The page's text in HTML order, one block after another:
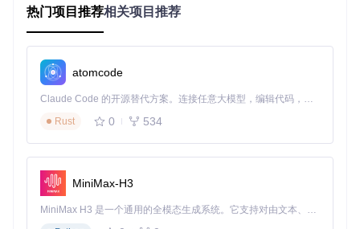
入门级
（3000-
5000
元）
3060
1
B
个人创意探
进阶级
（5000-
8000
4060
G
作室、教育
机构
Lightning-8st
eps-V1.0
专业级
元以上）
RTX
4070
上
广告营销、
热门项目推荐相关项目推荐
atomcode
Claude Code 的开源替代方案。连接任意大模型，编辑代码，运行命令，自动验证 — 全自动执行。用 Rust 构建，极致性能。 ｜ An open-source alternative to Claude Code. Connect any LLM, edit code, run commands, and verify changes — autonomously. Built in Rust for speed. Get Started
Rust
0 534
MiniMax-H3
MiniMax H3 是一个通用的全模态生成系统。它支持对由文本、图像、视频和音频组成的多模态上下文进行统一理解，并能生成分辨率高达 2K、时长可达 15 秒的带原生立体声音频的视频。得益于面向任务泛化的系统设计，H3 在预训练阶段就已具备广泛的多模态上下文理解与生成能力，能够出色地执行复杂的多模态指令。